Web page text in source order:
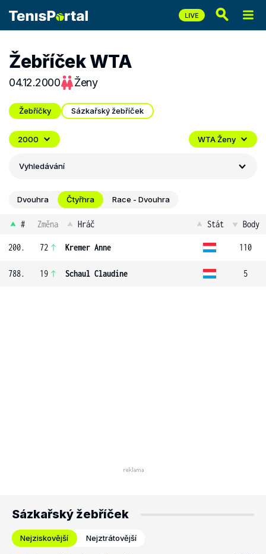
Žebříček WTA
04.12.2000 Ženy
Žebříčky Sázkařský žebříček
2000 WTA Ženy
Vyhledávání
Dvouhra Čtyřhra Race - Dvouhra
# Změna Hráč Stát Body
200. 72 Kremer Anne 110
788. 19 Schaul Claudine 5
Sázkařský žebříček
Nejziskovější Nejztrátovější